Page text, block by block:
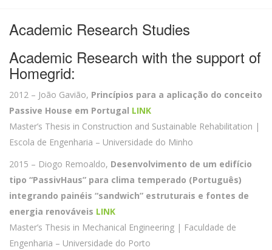
Academic Research Studies
Academic Research with the support of
Homegrid:
2012 – João Gavião, Princípios para a aplicação do conceito
Passive House em Portugal LINK
Master’s Thesis in Construction and Sustainable Rehabilitation |
Escola de Engenharia – Universidade do Minho
2015 – Diogo Remoaldo, Desenvolvimento de um edifício
tipo “PassivHaus” para clima temperado (Português)
integrando painéis “sandwich” estruturais e fontes de
energia renováveis LINK
Master’s Thesis in Mechanical Engineering | Faculdade de
Engenharia – Universidade do Porto